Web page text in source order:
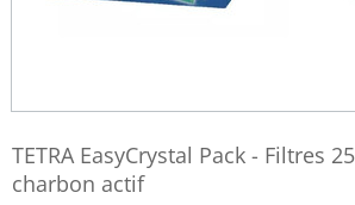
TETRA EasyCrystal Pack - Filtres
charbon actif